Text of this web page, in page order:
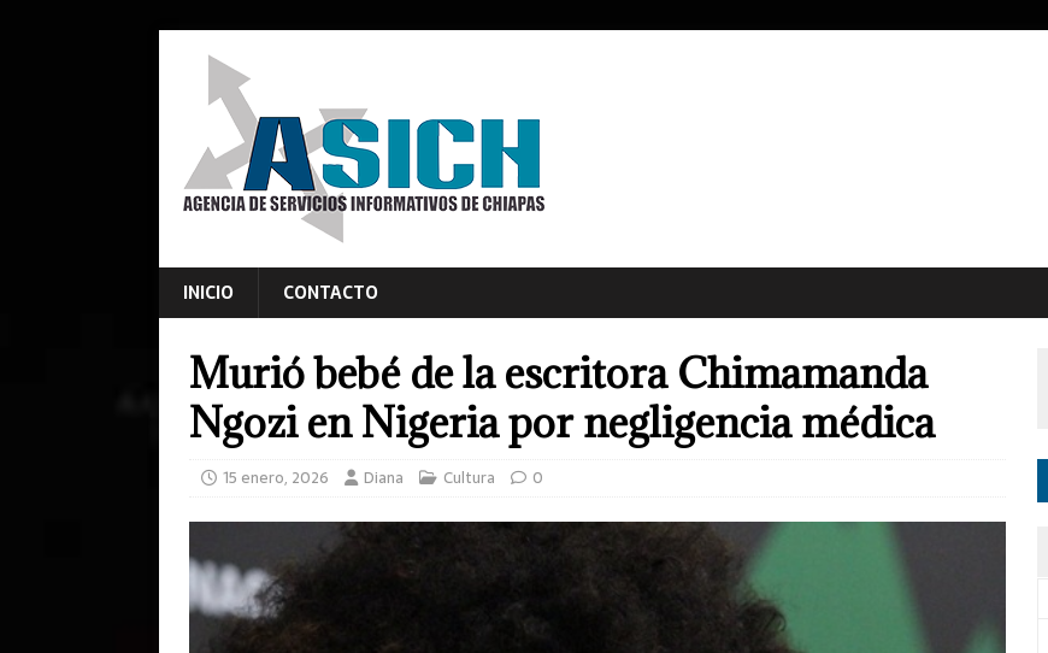
INICIO CONTACTO
Murió bebé de la escritora Chimamanda
Ngozi en Nigeria por negligencia médica
15 enero, 2026 Diana Cultura 0